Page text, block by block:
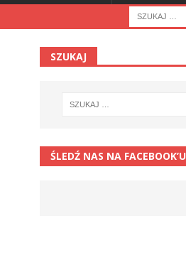
SZUKAJ
ŚLEDŹ NAS NA FACEBOOK’U